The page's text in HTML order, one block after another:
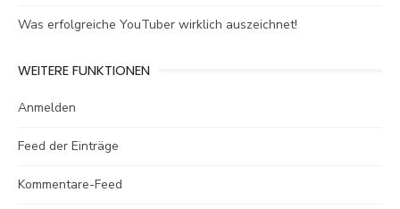
Was erfolgreiche YouTuber wirklich auszeichnet!
WEITERE FUNKTIONEN
Anmelden
Feed der Einträge
Kommentare-Feed